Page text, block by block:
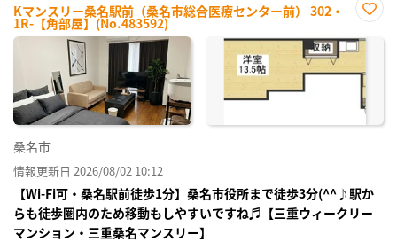
Kマンスリー桑名駅前（桑名市総合医療センター前） 302・
1R-【角部屋】(No.483592)
に入
り登
桑名市
情報更新日 2026/08/02 10:12
【Wi-Fi可・桑名駅前徒歩1分】桑名市役所まで徒歩3分(^^♪駅か
らも徒歩圏内のため移動もしやすいですね♬【三重ウィークリー
マンション・三重桑名マンスリー】